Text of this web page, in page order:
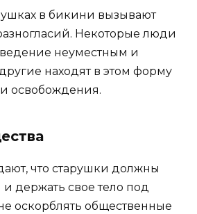
в бикини вызывают
Некоторые люди
неуместным и
находят в этом форму
освобождения.
что старушки должны
держать свое тело под
оскорблять общественные